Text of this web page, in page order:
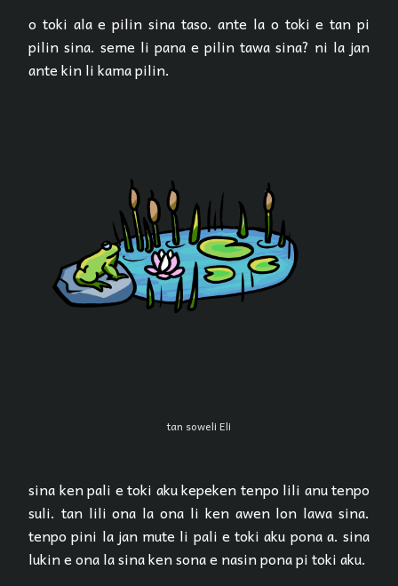
o toki ala e pilin sina taso. ante la o toki e tan pi
pilin sina. seme li pana e pilin tawa sina? ni la jan
ante kin li kama pilin.
tan soweli Eli
sina ken pali e toki aku kepeken tenpo lili anu tenpo
suli. tan lili ona la ona li ken awen lon lawa sina.
tenpo pini la jan mute li pali e toki aku pona a. sina
lukin e ona la sina ken sona e nasin pona pi toki aku.